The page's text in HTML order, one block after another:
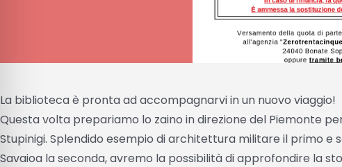
La biblioteca è pronta ad accompagnarvi in un nuovo viaggio!
Questa volta prepariamo lo zaino in direzione del Piemonte
Stupinigi. Splendido esempio di architettura militare il primo e
Savaioa la seconda, avremo la possibilità di approfondire la